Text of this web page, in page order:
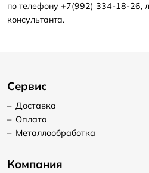
по телефону +7(992) 334-18-26,
консультанта.
Сервис
– Доставка
– Оплата
– Металлообработка
Компания